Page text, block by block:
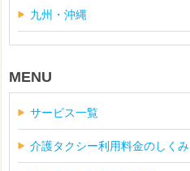
九州・沖縄
MENU
サービス一覧
介護タクシー利用料金のしくみ